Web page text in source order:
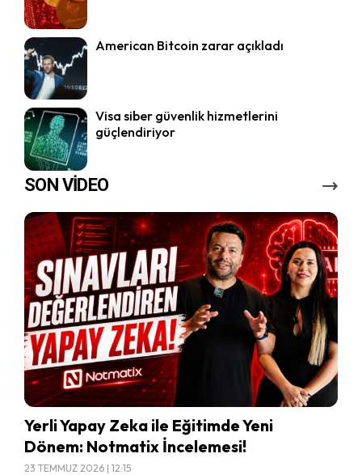
American Bitcoin zarar açıkladı
Visa siber güvenlik hizmetlerini
güçlendiriyor
SON VİDEO
Yerli Yapay Zeka ile Eğitimde Yeni
Dönem: Notmatix İncelemesi!
23 TEMMUZ 2026 | 12:15